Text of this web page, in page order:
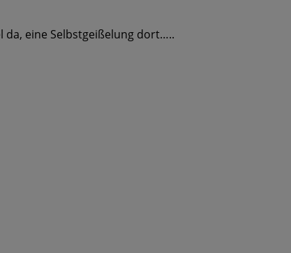
da, eine Selbstgeißelung dort…..